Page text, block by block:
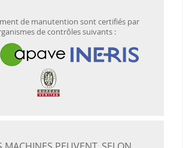
de manutention sont certifiés par
de contrôles suivants :